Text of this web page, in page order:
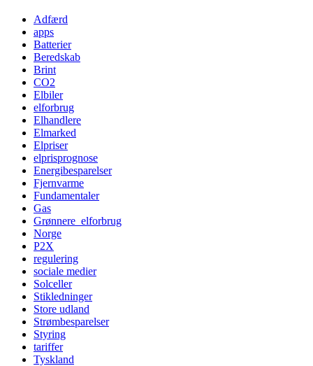
Adfærd
apps
Batterier
Beredskab
Brint
CO2
Elbiler
elforbrug
Elhandlere
Elmarked
Elpriser
elprisprognose
Energibesparelser
Fjernvarme
Fundamentaler
Gas
Grønnere_elforbrug
Norge
P2X
regulering
sociale medier
Solceller
Stikledninger
Store udland
Strømbesparelser
Styring
tariffer
Tyskland